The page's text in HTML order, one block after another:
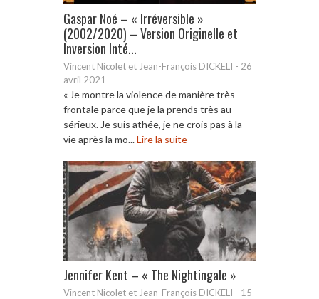
Gaspar Noé – « Irréversible »
(2002/2020) – Version Originelle et
Inversion Inté...
Vincent Nicolet et Jean-François DICKELI - 26
avril 2021
« Je montre la violence de manière très
frontale parce que je la prends très au
sérieux. Je suis athée, je ne crois pas à la
vie après la mo...Lire la suite
Jennifer Kent – « The Nightingale »
Vincent Nicolet et Jean-François DICKELI - 15